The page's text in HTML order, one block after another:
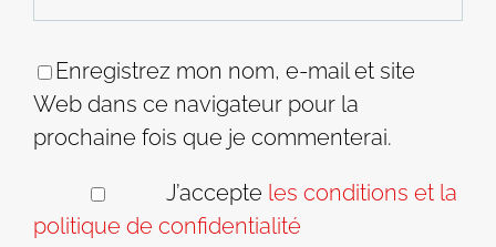
Enregistrez mon nom, e-mail et site
Web dans ce navigateur pour la
prochaine fois que je commenterai.
J’accepte les conditions et la
politique de confidentialité